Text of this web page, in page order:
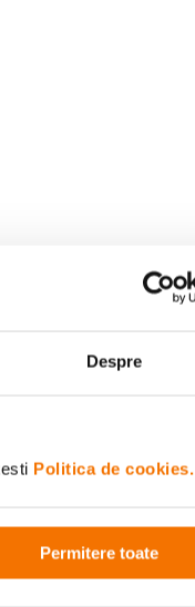
Despre
Politica de cookies.
Permitere toate